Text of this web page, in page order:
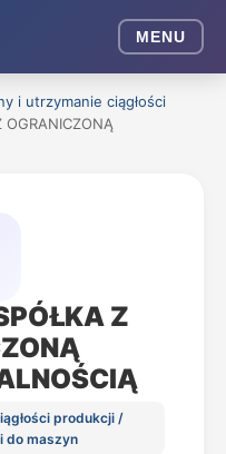
MENU
i utrzymanie ciągłości
OGRANICZONĄ
Z
produkcji /
do maszyn